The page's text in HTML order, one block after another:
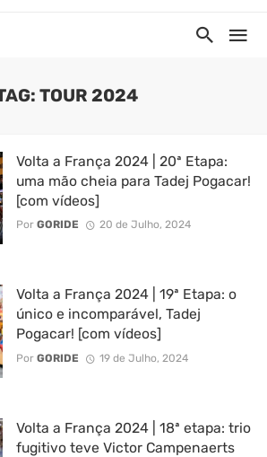
TOUR 2024
Volta a França 2024 | 20ª Etapa:
uma mão cheia para Tadej Pogacar!
[com vídeos]
Por GORIDE 20 de Julho, 2024
Volta a França 2024 | 19ª Etapa: o
único e incomparável, Tadej
Pogacar! [com vídeos]
Por GORIDE 19 de Julho, 2024
Volta a França 2024 | 18ª etapa: trio
fugitivo teve Victor Campenaerts